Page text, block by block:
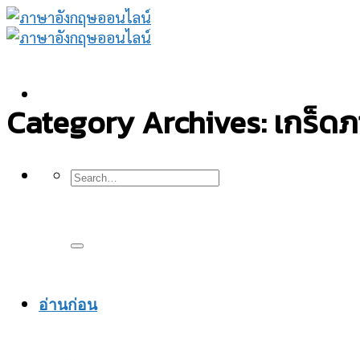
Skip
to
อ่านก่อน
Category Archives:เกร็ด